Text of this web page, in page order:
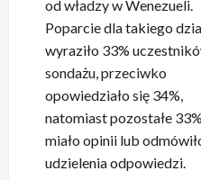
od władzy w Wenezueli.
Poparcie dla takiego
wyraziło 33%
sondażu, przeciwko
opowiedziało się 34%,
natomiast pozostałe
miało opinii lub
udzielenia odpowiedzi.